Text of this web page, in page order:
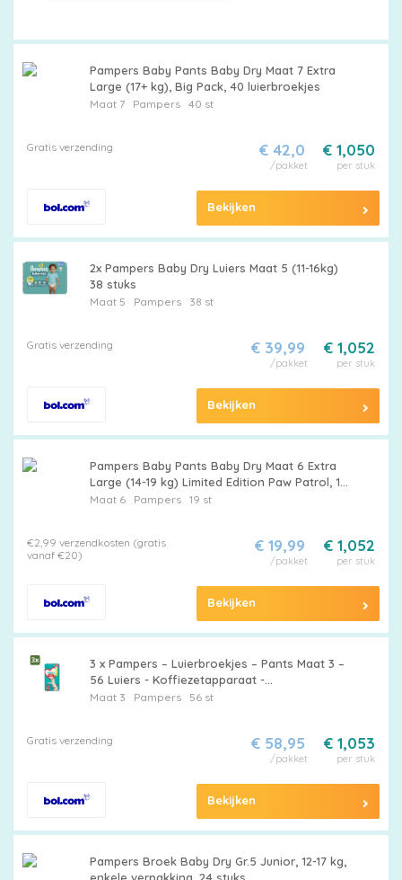
Pampers Baby Pants Baby Dry Maat 7 Extra
Large (17+ kg), Big Pack, 40 luierbroekjes
Maat 7 Pampers40 st
Gratis verzending € 1,050
per stuk
€ 42,0
/pakket
Bekijken
2x Pampers Baby Dry Luiers Maat 5 (11-16kg)
38 stuks
Maat 5 Pampers38 st
Gratis verzending € 1,052
per stuk
€ 39,99
/pakket
Bekijken
Pampers Baby Pants Baby Dry Maat 6 Extra
Large (14-19 kg) Limited Edition Paw Patrol, 19
luierbroekjes
Maat 6 Pampers19 st
€2,99 verzendkosten (gratis
vanaf €20)
€ 1,052
per stuk
€ 19,99
/pakket
Bekijken
3 x Pampers – Luierbroekjes – Pants Maat 3 –
56 Luiers - Koffiezetapparaat -
Koffiezetapparaat - Koffiezetapparaat
Maat 3 Pampers56 st
Gratis verzending € 1,053
per stuk
€ 58,95
/pakket
Bekijken
Pampers Broek Baby Dry Gr.5 Junior, 12-17 kg,